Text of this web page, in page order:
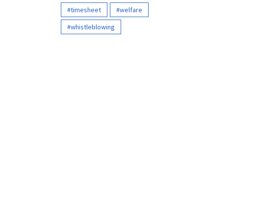
timesheet
welfare
whistleblowing